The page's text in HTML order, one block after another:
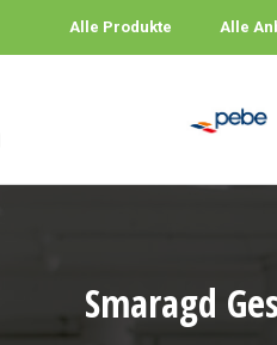
Alle Produkte Alle
Smaragd